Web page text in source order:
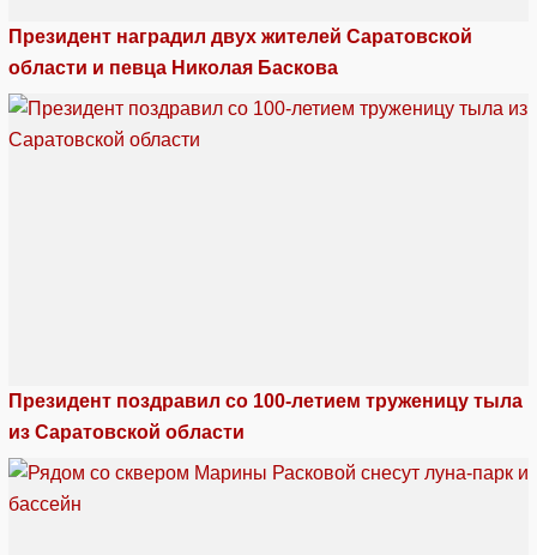
Президент наградил двух жителей Саратовской
области и певца Николая Баскова
Президент поздравил со 100-летием труженицу тыла
из Саратовской области